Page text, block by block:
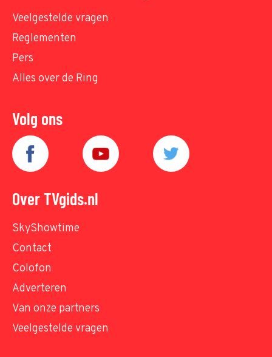
Veelgestelde vragen
Reglementen
Pers
Alles over de Ring
Volg ons
Over TVgids.nl
SkyShowtime
Contact
Colofon
Adverteren
Van onze partners
Veelgestelde vragen